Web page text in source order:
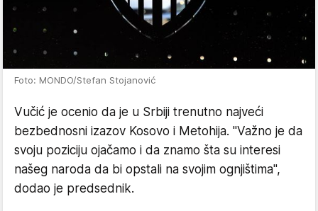
Foto: MONDO/Stefan Stojanović
Vučić je ocenio da je u Srbiji trenutno najveći
bezbednosni izazov Kosovo i Metohija. "Važno je da
svoju poziciju ojačamo i da znamo šta su interesi
našeg naroda da bi opstali na svojim ognjištima",
dodao je predsednik.